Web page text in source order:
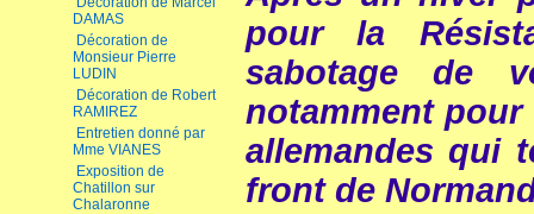
DAMAS
Décoration de
Monsieur Pierre
LUDIN
Décoration de Robert
RAMIREZ
Entretien donné par
Mme VIANES
Exposition de
Chatillon sur
Chalaronne
pour la
sabotage de
notamment
allemandes qui
front de